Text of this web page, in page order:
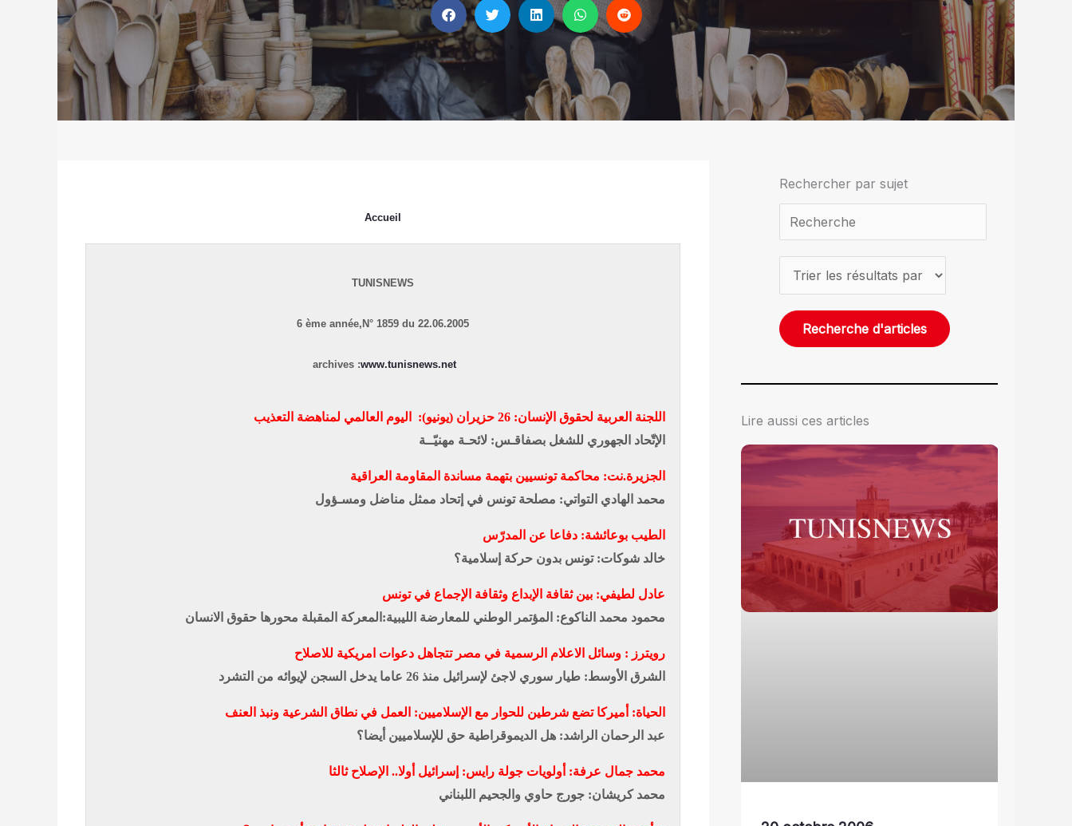
Accueil
TUNISNEWS
6 ème année, N° 1859 du 22.06.2005
archives :www.tunisnews.net
اللجنة العربية لحقوق الإنسان: 26 حزيران (يونيو): اليوم العالمي لمناهضة التعذيب
الإتّحاد الجهوري للشغل بصفاقـس: لائحـة مهنيّــة
الجزيرة.نت: محاكمة تونسيين بتهمة مساندة المقاومة العراقية
محمد الهادي التواتي: مصلحة تونس في إتحاد ممثل مناضل ومسـؤول
الطيب بوعائشة: دفاعا عن المدرّس
خالد شوكات: تونس بدون حركة إسلامية؟
عادل لطيفي: بين ثقافة الإبداع وثقافة الإجماع في تونس
محمود محمد الناكوع: المؤتمر الوطني للمعارضة الليبية:المعركة المقبلة محورها حقوق الانسان
رويترز : وسائل الاعلام الرسمية في مصر تتجاهل دعوات امريكية للاصلاح
الشرق الأوسط: طيار سوري لاجئ لإسرائيل منذ 26 عاما يدخل السجن لإيوائه من التشرد
الحياة: أميركا تضع شرطين للحوار مع الإسلاميين: العمل في نطاق الشرعية ونبذ العنف
عبد الرحمان الراشد: هل الديموقراطية حق للإسلاميين أيضا؟
محمد جمال عرفة: أولويات جولة رايس: إسرائيل أولا.. الإصلاح ثالثا
محمد كريشان: جورج حاوي والجحيم اللبناني
Rechercher par sujet
Lire aussi ces articles